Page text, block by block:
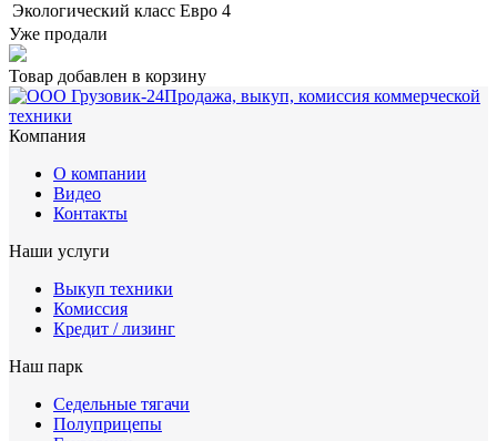
Экологический класс Евро 4
Уже продали
Товар добавлен в корзину
Продажа, выкуп, комиссия коммерческой
техники
Компания
О компании
Видео
Контакты
Наши услуги
Выкуп техники
Комиссия
Кредит / лизинг
Наш парк
Седельные тягачи
Полуприцепы